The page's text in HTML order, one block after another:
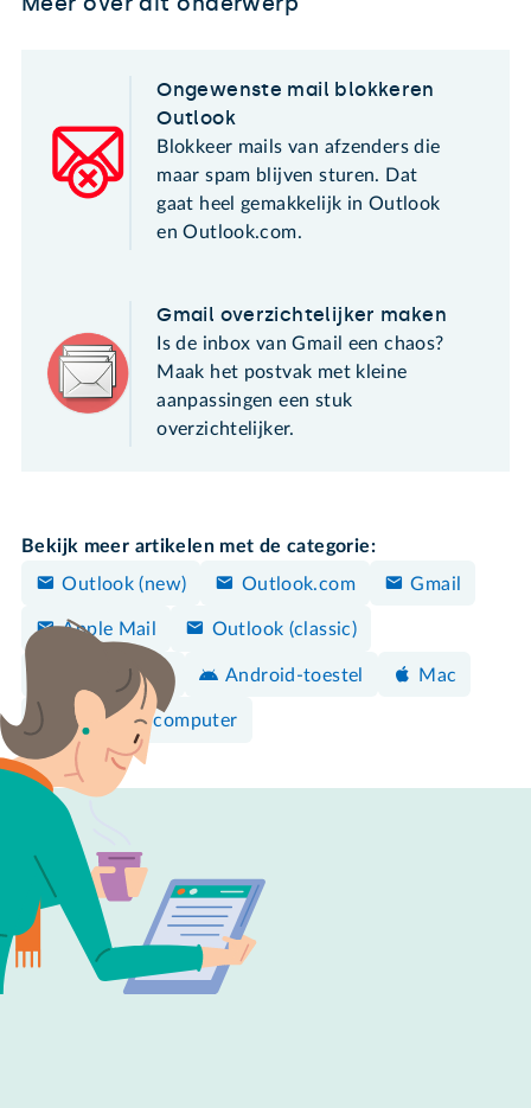
Ongewenste mail blokkeren
Outlook
Blokkeer mails van afzenders die
maar spam blijven sturen. Dat
gaat heel gemakkelijk in Outlook
en Outlook.com.
Gmail overzichtelijker maken
Is de inbox van Gmail een chaos?
Maak het postvak met kleine
aanpassingen een stuk
overzichtelijker.
Bekijk meer artikelen met de categorie:
Outlook (new)
Outlook.com Gmail
Apple Mail Outlook (classic)
iPhone/iPad Android-toestel Mac
Windows-computer